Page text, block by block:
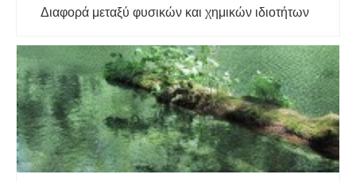
Διαφορά μεταξύ φυσικών και χημικών ιδιοτήτων